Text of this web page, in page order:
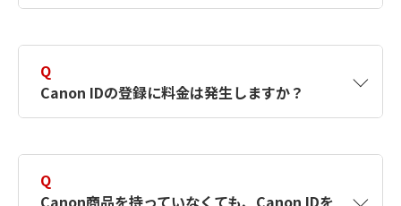
択したサービスから取得します。アカウントを
簡単に作成できるように、この情報を使用して
Canon IDの登録フォームを入力します。
Q
Canon IDの登録に料金は発生しますか？
Q
Canon商品を持っていなくても、Canon IDを